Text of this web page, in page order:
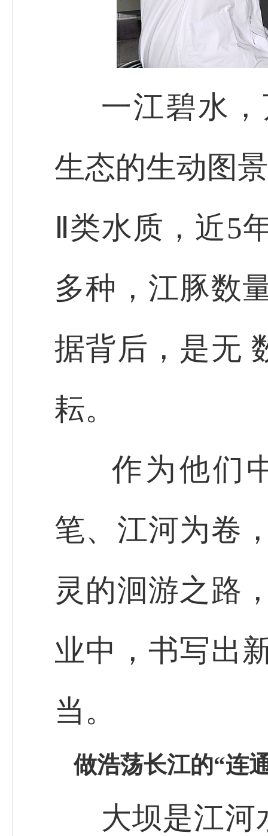
一江碧水
生态的生动图
Ⅱ类水质，近5
多种，江豚数
据背后，是无
耘。
作为他们
笔、江河为卷
灵的洄游之路
业中，书写出
当。
做浩荡长江的“连
大坝是江河